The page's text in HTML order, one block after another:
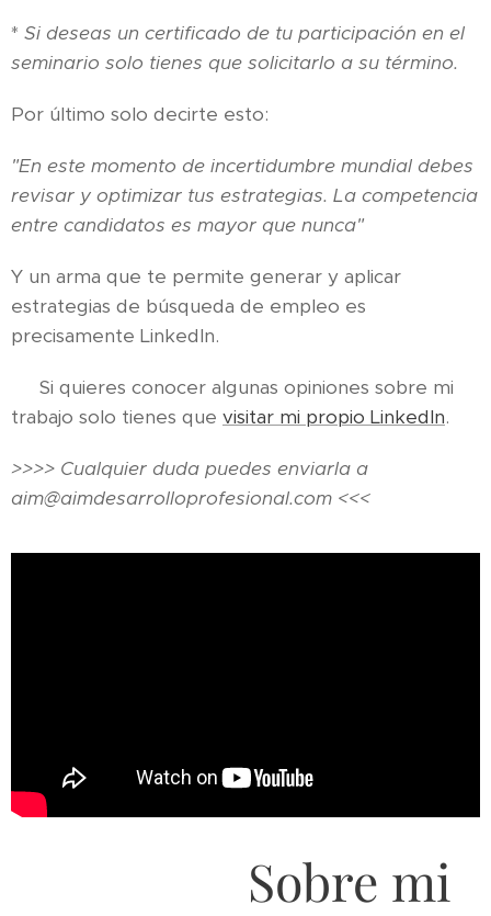
* Si deseas un certificado de tu participación en el
seminario solo tienes que solicitarlo a su término.
Por último solo decirte esto:
"En este momento de incertidumbre mundial debes
revisar y optimizar tus estrategias. La competencia
entre candidatos es mayor que nunca"
Y un arma que te permite generar y aplicar
estrategias de búsqueda de empleo es
precisamente LinkedIn.
▶️ Si quieres conocer algunas opiniones sobre mi
trabajo solo tienes que visitar mi propio LinkedIn.
>>>> Cualquier duda puedes enviarla a
aim@aimdesarrolloprofesional.com <<<
Sobre mi